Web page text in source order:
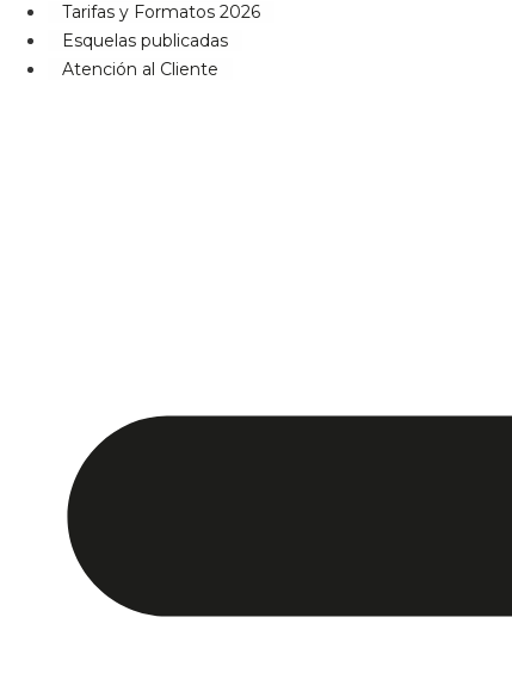
Tarifas y Formatos 2026
Esquelas publicadas
Atención al Cliente